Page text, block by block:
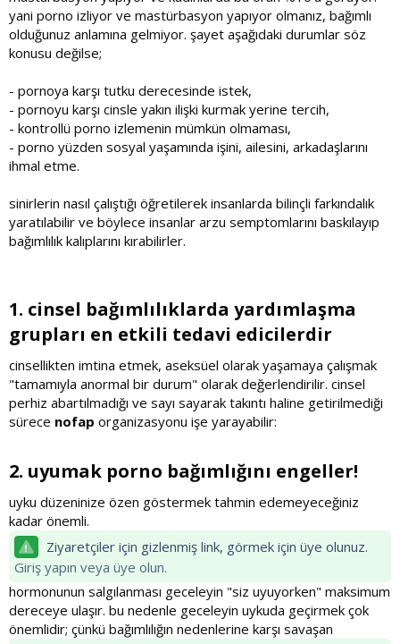
yani porno izliyor ve mastürbasyon yapıyor olmanız, bağımlı
olduğunuz anlamına gelmiyor. şayet aşağıdaki durumlar söz
konusu değilse;
- pornoya karşı tutku derecesinde istek,
- pornoyu karşı cinsle yakın ilişki kurmak yerine tercih,
- kontrollü porno izlemenin mümkün olmaması,
- porno yüzden sosyal yaşamında işini, ailesini, arkadaşlarını
ihmal etme.
sinirlerin nasıl çalıştığı öğretilerek insanlarda bilinçli farkındalık
yaratılabilir ve böylece insanlar arzu semptomlarını baskılayıp
bağımlılık kalıplarını kırabilirler.
1. cinsel bağımlılıklarda yardımlaşma
grupları en etkili tedavi edicilerdir​
cinsellikten imtina etmek, aseksüel olarak yaşamaya çalışmak
"tamamıyla anormal bir durum" olarak değerlendirilir. cinsel
perhiz abartılmadığı ve sayı sayarak takıntı haline getirilmediği
sürece nofap organizasyonu işe yarayabilir:
2. uyumak porno bağımlığını engeller!​
uyku düzeninize özen göstermek tahmin edemeyeceğiniz
kadar önemli.
Ziyaretçiler için gizlenmiş link, görmek için üye olunuz.
Giriş yapın veya üye olun.
hormonunun salgılanması geceleyin "siz uyuyorken" maksimum
dereceye ulaşır. bu nedenle geceleyin uykuda geçirmek çok
önemlidir; çünkü bağımlılığın nedenlerine karşı savaşan